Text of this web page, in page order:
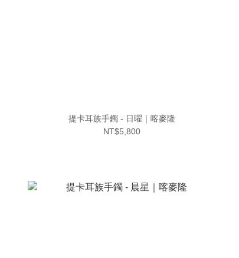
提卡耳族手鐲 - 日曜｜喀麥隆
NT$5,800